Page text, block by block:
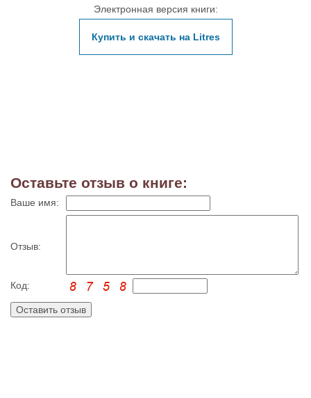
Электронная версия книги:
Купить и скачать на Litres
Оставьте отзыв о книге:
Ваше имя:
Отзыв:
Код: